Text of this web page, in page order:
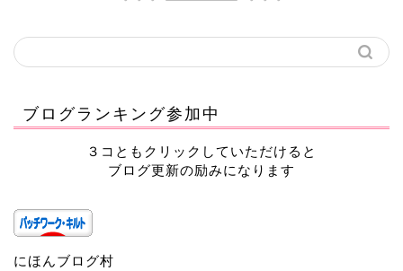
ブログランキング参加中
３コともクリックしていただけると
ブログ更新の励みになります
にほんブログ村